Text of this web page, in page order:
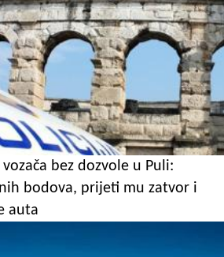
bez dozvole u Puli:
bodova, prijeti mu zatvor i
auta